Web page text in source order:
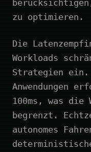
zu optimieren.
Die
Workloads
Strategien
Anwendungen
100ms, was die
begrenzt.
autonomes